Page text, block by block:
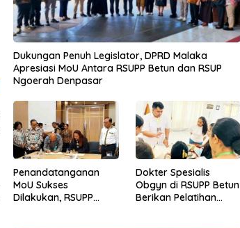
Dukungan Penuh Legislator, DPRD Malaka
Apresiasi MoU Antara RSUPP Betun dan RSUP
Ngoerah Denpasar
Penandatanganan
MoU Sukses
Dilakukan, RSUPP
Dokter Spesialis
Obgyn di RSUPP Betun
Berikan Pelatihan